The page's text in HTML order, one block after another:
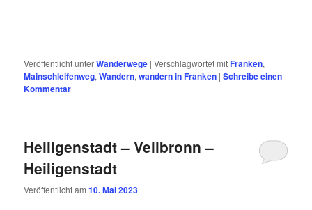
Veröffentlicht unterWanderwege |Verschlagwortet mitFranken,
Mainschleifenweg,Wandern,wandern in Franken |Schreibe einen
Kommentar
Heiligenstadt – Veilbronn –
Heiligenstadt
Veröffentlicht am10. Mai 2023